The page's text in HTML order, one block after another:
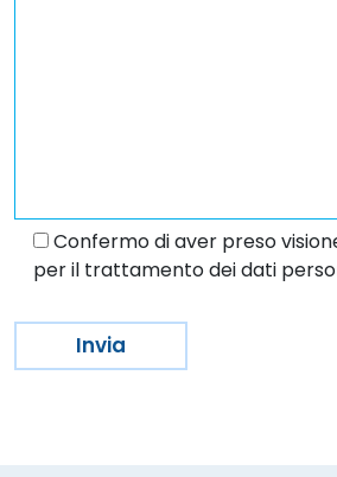
Confermo di aver preso
per il trattamento dei dati